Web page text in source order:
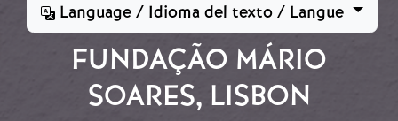
Language / Idioma del texto / Langue
FUNDAÇÃO MÁRIO
SOARES, LISBON